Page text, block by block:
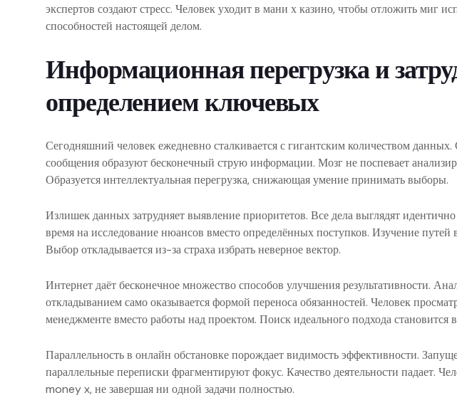
экспертов создают стресс. Человек уходит в мани х казино, чтобы отложить миг
способностей настоящей делом.
Информационная перегрузка и
определением ключевых
Сегодняшний человек ежедневно сталкивается с гигантским количеством
сообщения образуют бесконечный струю информации. Мозг не поспевает
Образуется интеллектуальная перегрузка, снижающая умение принимать выборы.
Излишек данных затрудняет выявление приоритетов. Все дела выглядят
время на исследование нюансов вместо определённых поступков. Изучение путей
Выбор откладывается из-за страха избрать неверное вектор.
Интернет даёт бесконечное множество способов улучшения результативности.
откладыванием само оказывается формой переноса обязанностей. Человек
менеджменте вместо работы над проектом. Поиск идеального подхода становится
Параллельность в онлайн обстановке порождает видимость эффективности.
параллельные переписки фрагментируют фокус. Качество деятельности падает.
money x, не завершая ни одной задачи полностью.